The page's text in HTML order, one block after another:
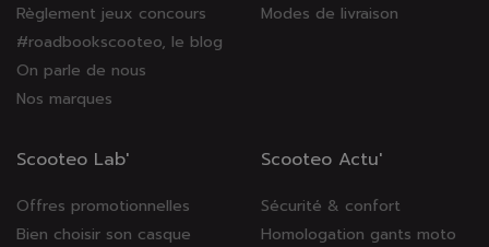
Règlement jeux concours
#roadbookscooteo, le blog
On parle de nous
Nos marques
Modes de livraison
Scooteo Lab'
Offres promotionnelles
Bien choisir son casque
Scooteo Actu'
Sécurité & confort
Homologation gants moto